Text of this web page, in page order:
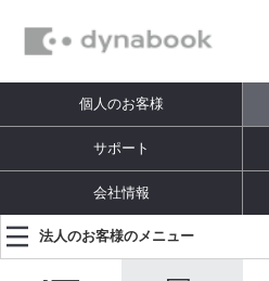
個人のお客様
サポート
会社情報
法人のお客様のメニュー